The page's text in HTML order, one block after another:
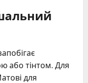
або тінтом. Для
для